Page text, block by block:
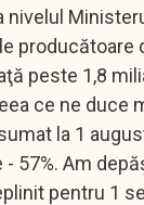
nivelul
producătoare
peste 1,8
ce ne duce
la 1
57%. Am
pentru 1